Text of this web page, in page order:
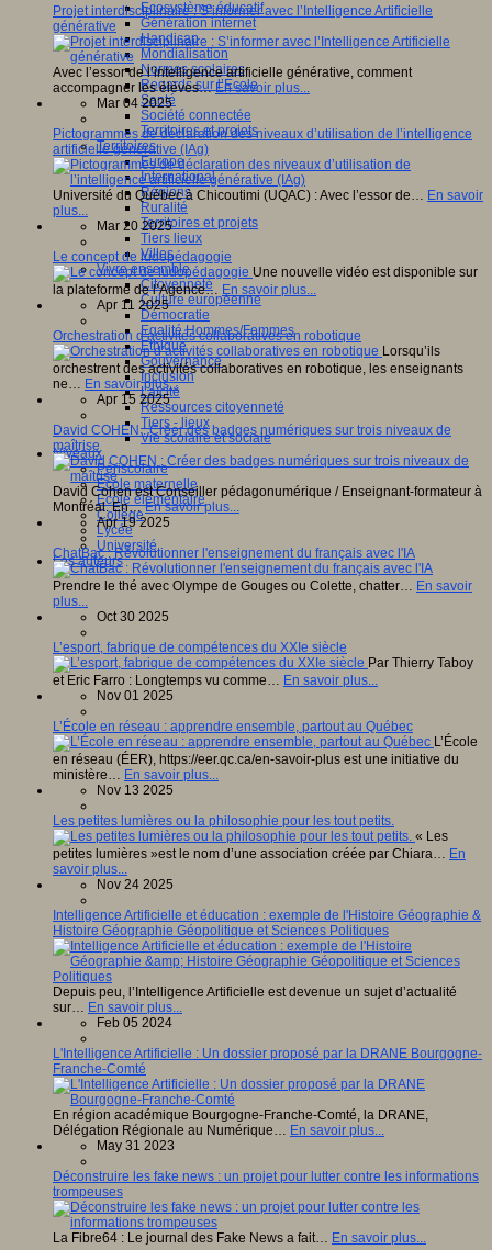
Ecosystème éducatif
Génération internet
Handicap
Mondialisation
Normes scolaires
Regards sur l’Ecole
Santé
Société connectée
Territoires et projets
Territoires
Europe
International
Régions
Ruralité
Territoires et projets
Tiers lieux
Villes
Vivre ensemble
Citoyenneté
Culture européenne
Démocratie
Egalité Hommes/Femmes
Ethique
Gouvernance
Inclusion
Laïcité
Ressources citoyenneté
Tiers - lieux
Vie scolaire et sociale
Niveaux
Périscolaire
Ecole maternelle
Ecole élémentaire
Collège
Lycée
Université
Les auteurs
Projet interdisciplinaire : S’informer avec l’Intelligence Artificielle
générative
Avec l’essor de l’intelligence artificielle générative, comment
accompagner les élèves…En savoir plus...
Mar 04 2025
Pictogrammes de déclaration des niveaux d’utilisation de l’intelligence
artificielle générative (IAg)
Université du Québec à Chicoutimi (UQAC) : Avec l’essor de… En savoir
plus...
Mar 20 2025
Le concept de ludopédagogie
Une nouvelle vidéo est disponible sur
la plateforme de l’Agence… En savoir plus...
Apr 11 2025
Orchestration d’activités collaboratives en robotique
Lorsqu’ils
orchestrent des activités collaboratives en robotique, les enseignants
ne… En savoir plus...
Apr 15 2025
David COHEN : Créer des badges numériques sur trois niveaux de
maîtrise
David Cohen est Conseiller pédagonumérique / Enseignant-formateur à
Montréal. En…En savoir plus...
Apr 19 2025
ChatBac : Révolutionner l'enseignement du français avec l'IA
Prendre le thé avec Olympe de Gouges ou Colette, chatter… En savoir
plus...
Oct 30 2025
L’esport, fabrique de compétences du XXIe siècle
Par Thierry Taboy
et Eric Farro : Longtemps vu comme… En savoir plus...
Nov 01 2025
L’École en réseau : apprendre ensemble, partout au Québec
L’École
en réseau (ÉER), https://eer.qc.ca/en-savoir-plus est une initiative du
ministère… En savoir plus...
Nov 13 2025
Les petites lumières ou la philosophie pour les tout petits.
« Les
petites lumières »est le nom d’une association créée par Chiara… En
savoir plus...
Nov 24 2025
Intelligence Artificielle et éducation : exemple de l'Histoire Géographie &
Histoire Géographie Géopolitique et Sciences Politiques
Depuis peu, l’Intelligence Artificielle est devenue un sujet d’actualité
sur… En savoir plus...
Feb 05 2024
L'Intelligence Artificielle : Un dossier proposé par la DRANE Bourgogne-
Franche-Comté
En région académique Bourgogne-Franche-Comté, la DRANE,
Délégation Régionale au Numérique… En savoir plus...
May 31 2023
Déconstruire les fake news : un projet pour lutter contre les informations
trompeuses
La Fibre64 : Le journal des Fake News a fait… En savoir plus...